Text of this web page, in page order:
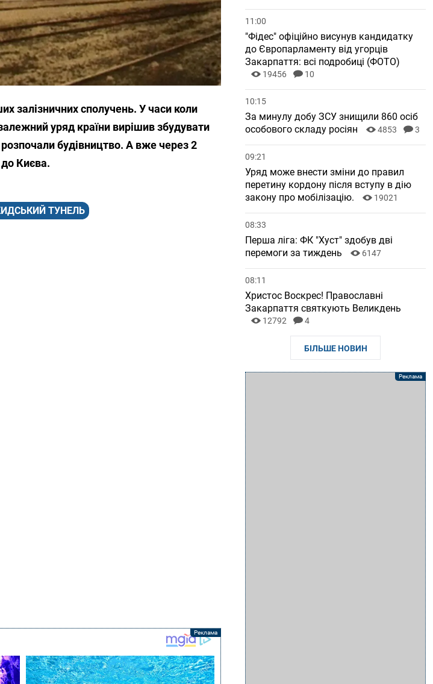
залізничних сполучень. У часи коли
уряд країни вирішив збудувати
будівництво. А вже через 2
Києва.
ТУНЕЛЬ
11:00
"Фідес" офіційно висунув кандидатку
до Європарламенту від угорців
Закарпаття: всі подробиці (ФОТО)
19456 10
10:15
За минулу добу ЗСУ знищили 860 осіб
особового складу росіян
4853 3
09:21
Уряд може внести зміни до правил
перетину кордону після вступу в дію
закону про мобілізацію.
19021
08:33
Перша ліга: ФК "Хуст" здобув дві
перемоги за тиждень
6147
08:11
Христос Воскрес! Православні
Закарпаття святкують Великдень
12792 4
БІЛЬШЕ НОВИН